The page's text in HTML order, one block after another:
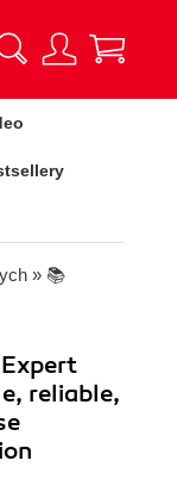
» 📚
reliable,